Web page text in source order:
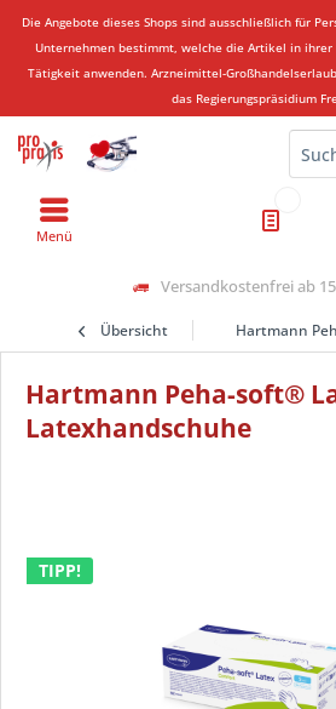
Die Angebote dieses Shops sind ausschließlich für
Unternehmen bestimmt, welche die Artikel in
Tätigkeit anwenden. Arzneimittel-
das Regierungspräsidium
Versandkostenfrei ab
Menü
Übersicht Hartmann
Hartmann Peha-soft®
Latexhandschuhe
TIPP!